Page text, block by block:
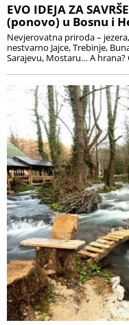
EVO IDEJA ZA
(ponovo) u Bosnu i
Nevjerovatna priroda –
nestvarno Jajce, Trebinje,
Sarajevu, Mostaru… A hrana?